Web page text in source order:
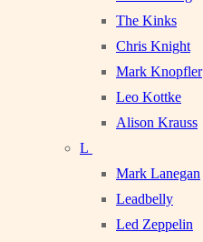
The Kinks
Chris Knight
Mark Knopfler
Leo Kottke
Alison Krauss
L
Mark Lanegan
Leadbelly
Led Zeppelin